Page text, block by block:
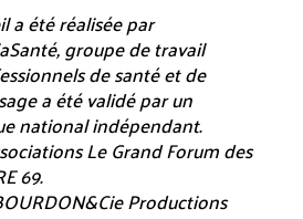
a été réalisée par
groupe de travail
de santé et de
a été validé par un
national indépendant.
Le Grand Forum des
69.
Productions